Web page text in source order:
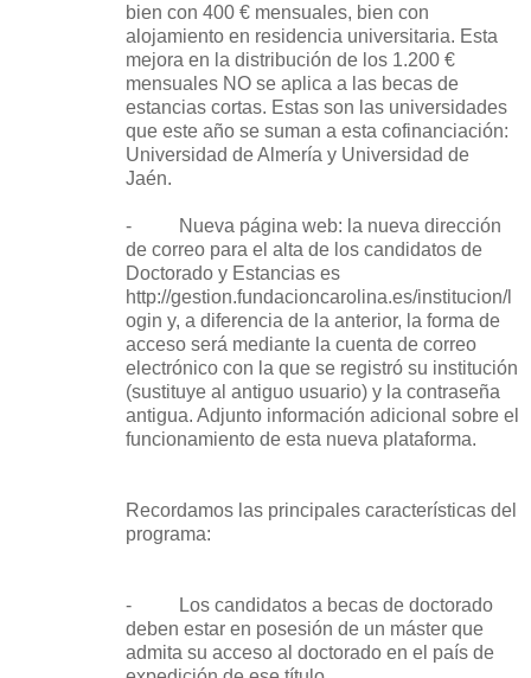
bien con 400 € mensuales, bien con
alojamiento en residencia universitaria. Esta
mejora en la distribución de los 1.200 €
mensuales NO se aplica a las becas de
estancias cortas. Estas son las universidades
que este año se suman a esta cofinanciación:
Universidad de Almería y Universidad de
Jaén.
- Nueva página web: la nueva dirección
de correo para el alta de los candidatos de
Doctorado y Estancias es
http://gestion.fundacioncarolina.es/institucion/l
ogin y, a diferencia de la anterior, la forma de
acceso será mediante la cuenta de correo
electrónico con la que se registró su institución
(sustituye al antiguo usuario) y la contraseña
antigua. Adjunto información adicional sobre el
funcionamiento de esta nueva plataforma.
Recordamos las principales características del
programa:
- Los candidatos a becas de doctorado
deben estar en posesión de un máster que
admita su acceso al doctorado en el país de